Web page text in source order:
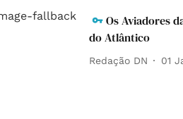
Os Aviadores
do Atlântico
Redação DN 01